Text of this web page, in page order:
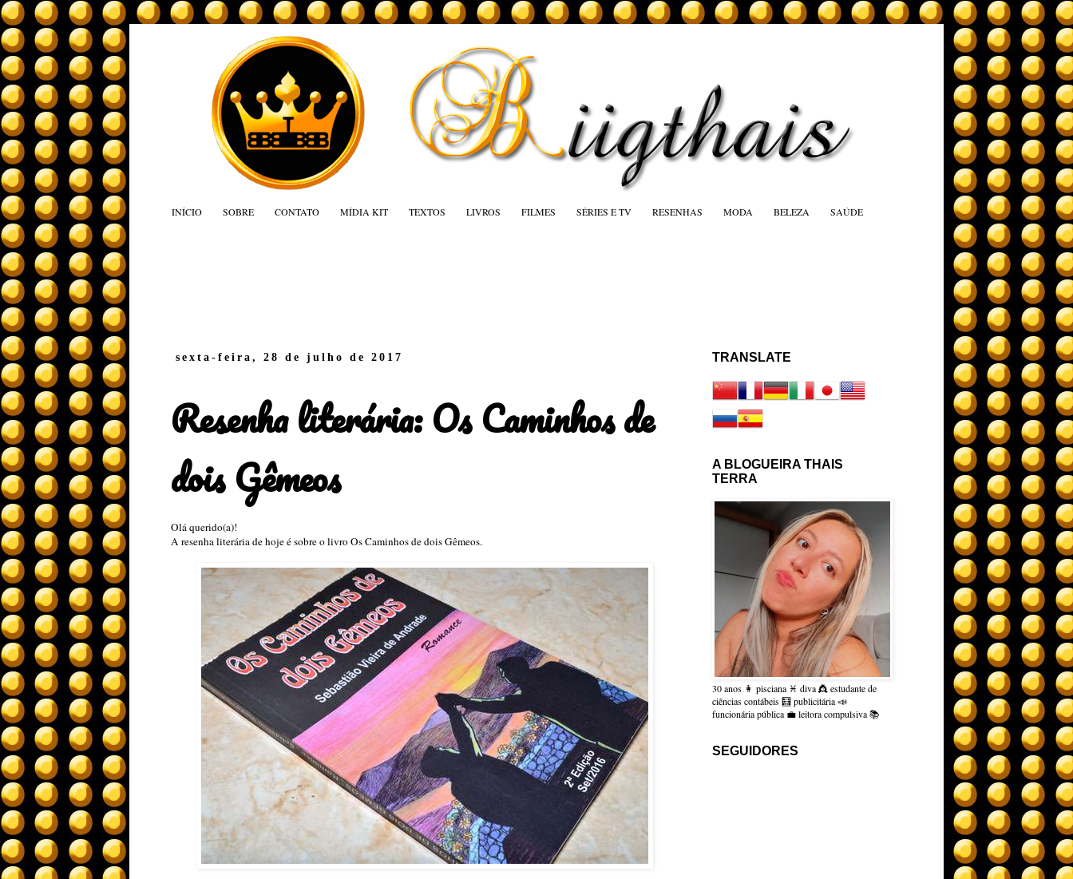
INÍCIO SOBRE CONTATO MÍDIA KIT TEXTOS LIVROS FILMES SÉRIES E TV RESENHAS MODA BELEZA SAÚDE
sexta-feira, 28 de julho de 2017
Resenha literária: Os Caminhos de
dois Gêmeos
Olá querido(a)!
A resenha literária de hoje é sobre o livro Os Caminhos de dois Gêmeos.
TRANSLATE
A BLOGUEIRA THAIS
TERRA
30 anos 👩 pisciana ♓ diva 👸 estudante de
ciências contábeis 🧮 publicitária 📣
funcionária pública 💼 leitora compulsiva 📚
SEGUIDORES